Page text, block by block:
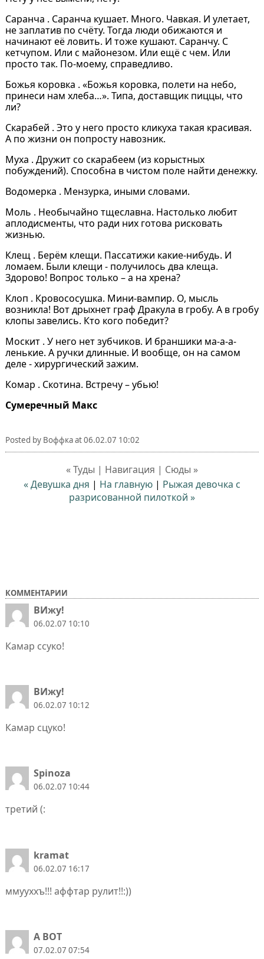
Саранча . Саранча кушает. Много. Чавкая. И улетает,
не заплатив по счёту. Тогда люди обижаются и
начинают её ловить. И тоже кушают. Саранчу. С
кетчупом. Или с майонезом. Или ещё с чем. Или
просто так. По-моему, справедливо.
Божья коровка . «Божья коровка, полети на небо,
принеси нам хлеба…». Типа, доставщик пиццы, что
ли?
Скарабей . Это у него просто кликуха такая красивая.
А по жизни он попросту навозник.
Муха . Дружит со скарабеем (из корыстных
побуждений). Способна в чистом поле найти денежку.
Водомерка . Мензурка, иными словами.
Моль . Необычайно тщеславна. Настолько любит
аплодисменты, что ради них готова рисковать
жизнью.
Клещ . Берём клещи. Пассатижи какие-нибудь. И
ломаем. Были клещи - получилось два клеща.
Здорово! Вопрос только – а на хрена?
Клоп . Кровососушка. Мини-вампир. О, мысль
возникла! Вот дрыхнет граф Дракула в гробу. А в гробу
клопы завелись. Кто кого победит?
Москит . У него нет зубчиков. И браншики ма-а-а-
ленькие. А ручки длинные. И вообще, он на самом
деле - хирургический зажим.
Комар . Скотина. Встречу – убью!
Сумеречный Макс
Posted by Воффкаat06.02.07 10:02
« Туды | Навигация | Сюды »
« Девушка дня | На главную | Рыжая девочка с
разрисованной пилоткой »
КОММЕНТАРИИ
ВИжу!
06.02.07 10:10
Камар ссуко!
ВИжу!
06.02.07 10:12
Камар сцуко!
Spinoza
06.02.07 10:44
третий (:
kramat
06.02.07 16:17
ммууххъ!!! аффтар рулит!!:))
А ВОТ
07.02.07 07:54